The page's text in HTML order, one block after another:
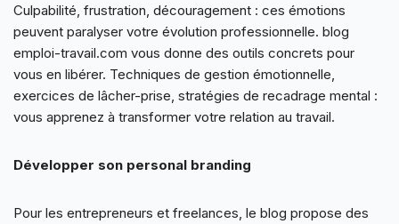
Culpabilité, frustration, découragement : ces émotions
peuvent paralyser votre évolution professionnelle. blog
emploi-travail.com vous donne des outils concrets pour
vous en libérer. Techniques de gestion émotionnelle,
exercices de lâcher-prise, stratégies de recadrage mental :
vous apprenez à transformer votre relation au travail.
Développer son personal branding
Pour les entrepreneurs et freelances, le blog propose des